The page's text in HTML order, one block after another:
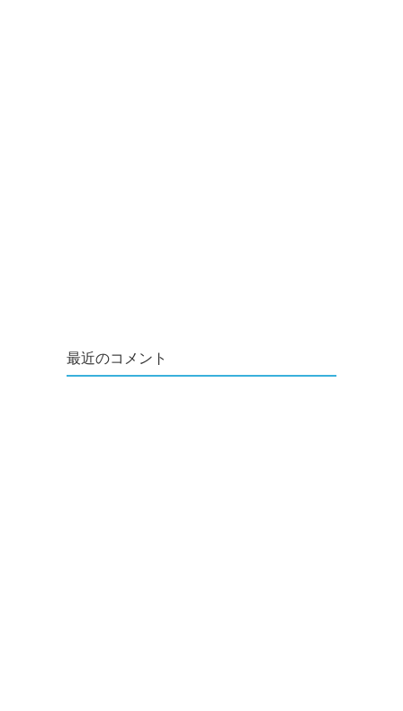
最近のコメント